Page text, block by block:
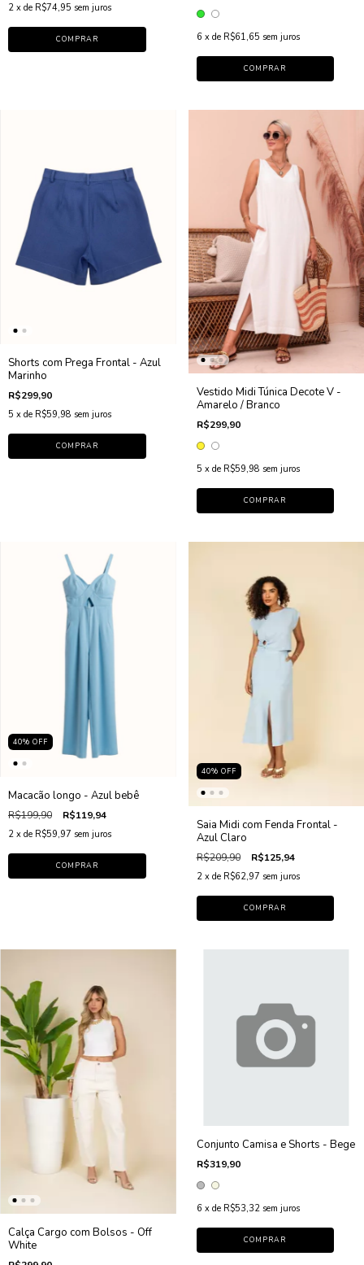
2 x de R$74,95 sem juros
COMPRAR 6 x de R$61,65 sem juros
COMPRAR
Shorts com Prega Frontal - Azul
Marinho
R$299,90
5 x de R$59,98 sem juros
COMPRAR
Vestido Midi Túnica Decote V -
Amarelo / Branco
R$299,90
5 x de R$59,98 sem juros
COMPRAR
40% OFF
Macacão longo - Azul bebê
R$199,90 R$119,94
2 x de R$59,97 sem juros
COMPRAR
40% OFF
Saia Midi com Fenda Frontal -
Azul Claro
R$209,90 R$125,94
2 x de R$62,97 sem juros
COMPRAR
Calça Cargo com Bolsos - Off
White
Conjunto Camisa e Shorts - Bege
R$319,90
6 x de R$53,32 sem juros
COMPRAR